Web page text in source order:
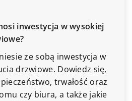
Zaplanuj swoje domowe
najbardziej
Dowiedz się, jak
zredukować ślad węglowy.